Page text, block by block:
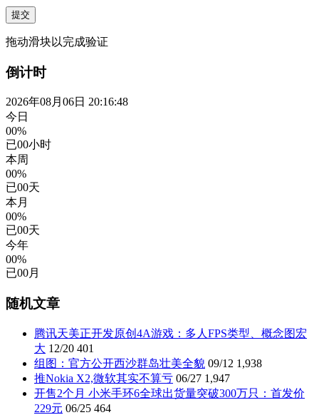
提交
拖动滑块以完成验证
倒计时
2026年08月06日 20:16:48
今日
00%
已00小时
本周
00%
已00天
本月
00%
已00天
今年
00%
已00月
随机文章
腾讯天美正开发原创4A游戏：多人FPS类型、概念图宏
大 12/20 401
组图：官方公开西沙群岛壮美全貌 09/12 1,938
推Nokia X2,微软其实不算亏 06/27 1,947
开售2个月 小米手环6全球出货量突破300万只：首发价
229元 06/25 464